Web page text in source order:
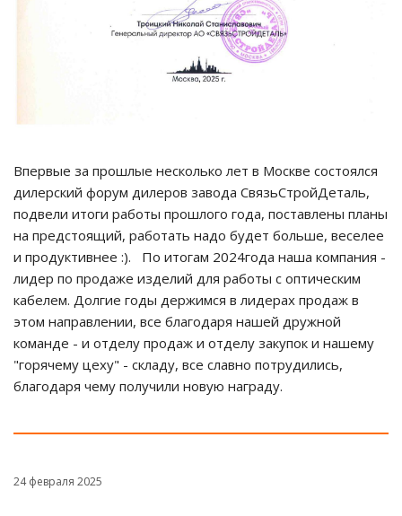
Впервые за прошлые несколько лет в Москве состоялся
дилерский форум дилеров завода СвязьСтройДеталь,
подвели итоги работы прошлого года, поставлены планы
на предстоящий, работать надо будет больше, веселее
и продуктивнее :). По итогам 2024года наша компания -
лидер по продаже изделий для работы с оптическим
кабелем. Долгие годы держимся в лидерах продаж в
этом направлении, все благодаря нашей дружной
команде - и отделу продаж и отделу закупок и нашему
"горячему цеху" - складу, все славно потрудились,
благодаря чему получили новую награду.
24 февраля 2025